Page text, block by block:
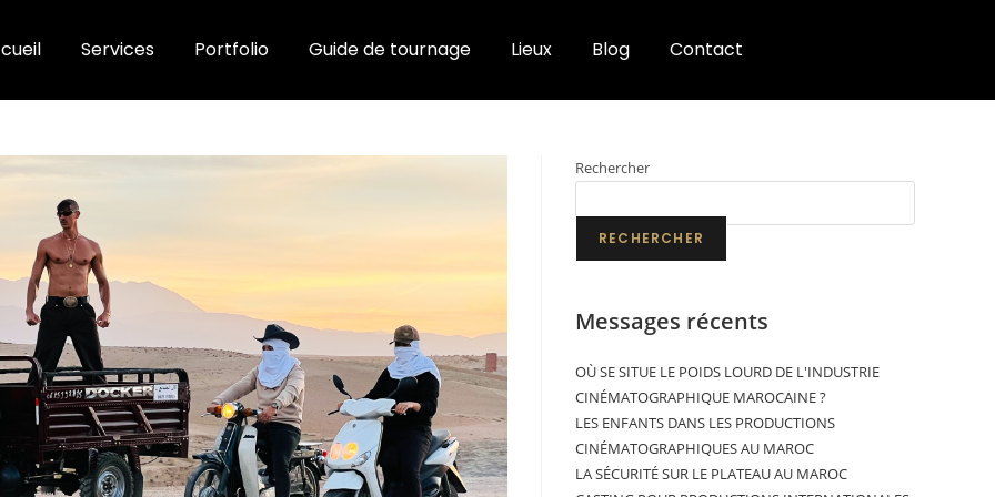
Services Portfolio Guide de tournage Lieux Blog Contact
Rechercher
RECHERCHER
Messages récents
OÙ SE SITUE LE POIDS LOURD DE L'INDUSTRIE
CINÉMATOGRAPHIQUE MAROCAINE ?
LES ENFANTS DANS LES PRODUCTIONS
CINÉMATOGRAPHIQUES AU MAROC
LA SÉCURITÉ SUR LE PLATEAU AU MAROC